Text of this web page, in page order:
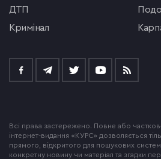
ДТП
кримінал
Всі права застережено. Повне або
інтернет-видання «КУРС» дозволяється
прямого, відкритого для пошукових
конкретну новину чи матеріал та згадки